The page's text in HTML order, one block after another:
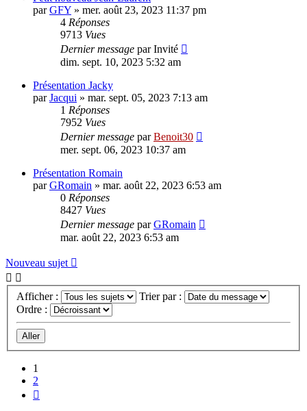
parGFY » mer. août 23, 2023 11:37 pm
4 Réponses
9713 Vues
Dernier message parInvité
dim. sept. 10, 2023 5:32 am
Présentation Jacky
parJacqui » mar. sept. 05, 2023 7:13 am
1 Réponses
7952 Vues
Dernier message parBenoit30
mer. sept. 06, 2023 10:37 am
Présentation Romain
parGRomain » mar. août 22, 2023 6:53 am
0 Réponses
8427 Vues
Dernier message parGRomain
mar. août 22, 2023 6:53 am
Nouveau sujet
Afficher :
Trier par :
Ordre :
1
2